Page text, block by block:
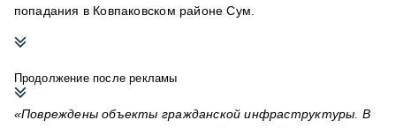
попадания в Ковпаковском районе Сум.
Продолжение после рекламы
«Повреждены объекты гражданской инфраструктуры. В